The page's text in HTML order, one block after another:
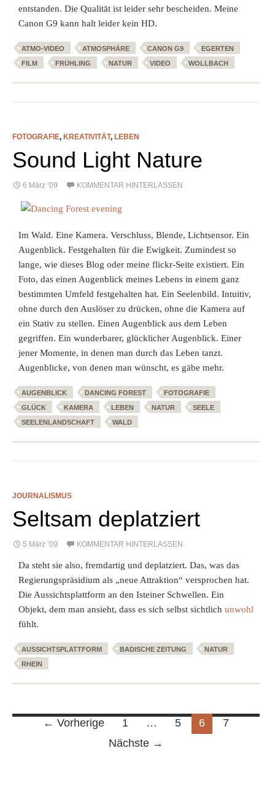
entstanden. Die Qualität ist leider sehr bescheiden. Meine
Canon G9 kann halt leider kein HD.
ATMO-VIDEO ATMOSPHÄRE CANON G9
EGERTEN
FILM
FRÜHLING NATUR VIDEO WOLLBACH
FOTOGRAFIE, KREATIVITÄT, LEBEN
Sound Light Nature
6 März ’09 KOMMENTAR HINTERLASSEN
Im Wald. Eine Kamera. Verschluss, Blende, Lichtsensor. Ein
Augenblick. Festgehalten für die Ewigkeit. Zumindest so
lange, wie dieses Blog oder meine flickr-Seite existiert. Ein
Foto, das einen Augenblick meines Lebens in einem ganz
bestimmten Umfeld festgehalten hat. Ein Seelenbild. Intuitiv,
ohne durch den Auslöser zu drücken, ohne die Kamera auf
ein Stativ zu stellen. Einen Augenblick aus dem Leben
gegriffen. Ein wunderbarer, glücklicher Augenblick. Einer
jener Momente, in denen man durch das Leben tanzt.
Augenblicke, von denen man wünscht, es gäbe mehr.
AUGENBLICK DANCING FOREST
FOTOGRAFIE
GLÜCK
KAMERA LEBEN NATUR
SEELE
SEELENLANDSCHAFT
WALD
JOURNALISMUS
Seltsam deplatziert
5 März ’09 KOMMENTAR HINTERLASSEN
Da steht sie also, fremdartig und deplatziert. Das, was das
Regierungspräsidium als „neue Attraktion“ versprochen hat.
Die Aussichtsplattform an den Isteiner Schwellen. Ein
Objekt, dem man ansieht, dass es sich selbst sichtlichunwohl
fühlt.
AUSSICHTSPLATTFORM BADISCHE ZEITUNG
NATUR
RHEIN
Beitragsnavigation
← Vorherige 1 … 5 6
7
Nächste →